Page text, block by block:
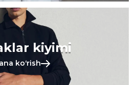
kiyimi
koʻrish